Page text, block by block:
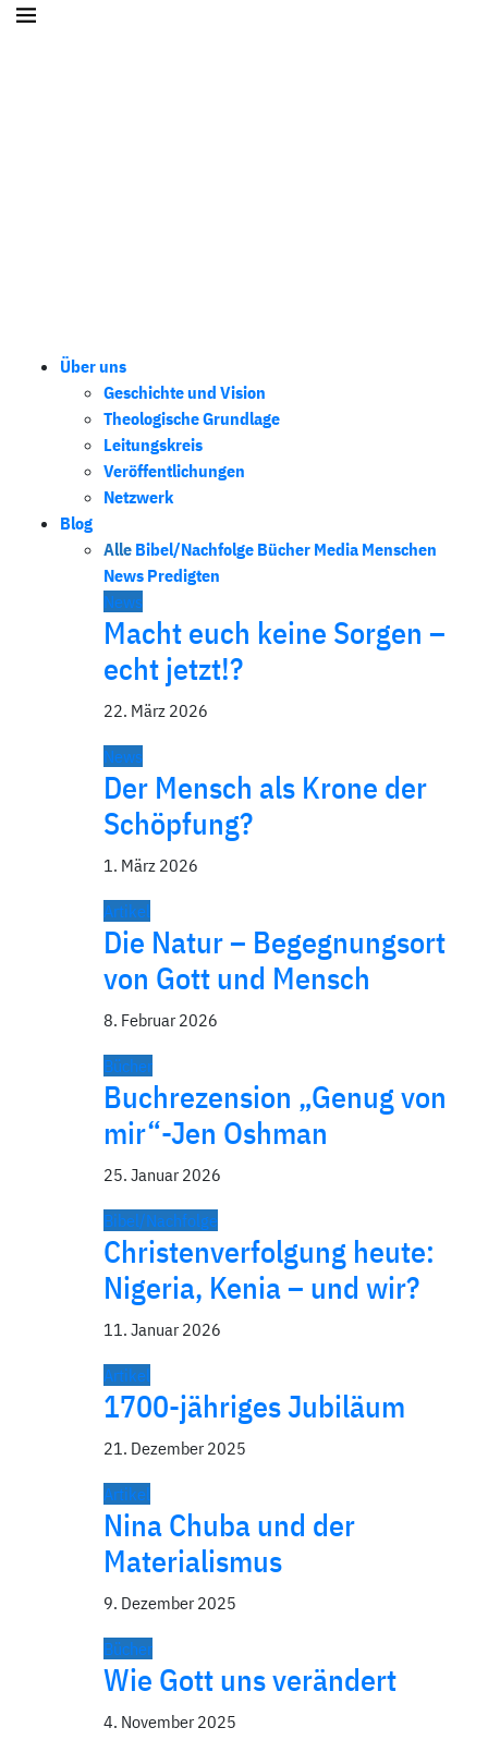
Über uns
Geschichte und Vision
Theologische Grundlage
Leitungskreis
Veröffentlichungen
Netzwerk
Blog
Alle Bibel/Nachfolge Bücher Media Menschen
News Predigten
News
Macht euch keine Sorgen –
echt jetzt!?
22. März 2026
News
Der Mensch als Krone der
Schöpfung?
1. März 2026
Artikel
Die Natur – Begegnungsort
von Gott und Mensch
8. Februar 2026
Bücher
Buchrezension „Genug von
mir“-Jen Oshman
25. Januar 2026
Bibel/Nachfolge
Christenverfolgung heute:
Nigeria, Kenia – und wir?
11. Januar 2026
Artikel
1700-jähriges Jubiläum
21. Dezember 2025
Artikel
Nina Chuba und der
Materialismus
9. Dezember 2025
Bücher
Wie Gott uns verändert
4. November 2025